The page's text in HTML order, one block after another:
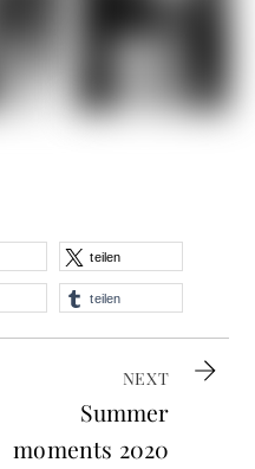
teilen
teilen
NEXT
Summer
moments 2020